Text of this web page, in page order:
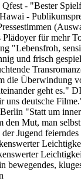
- "Bester
-
für mehr
"Lebensfroh,
und frisch
die Überwindung
geht es."
uns deutsche
"Statt um
den Mut, man
Jugend
bewegendes,